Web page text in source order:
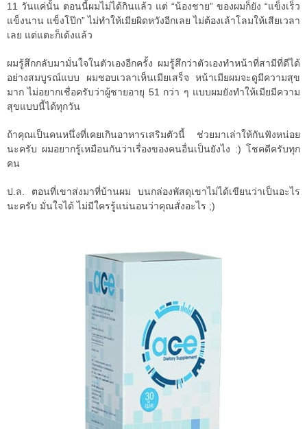
11 วันแค่นั้น ตอนนี้ผมไม่ได้กินแล้ว แต่ “น้องชาย” ของผมก็ยัง “แข็งเร็ว
แข็งนาน แข็งโป๊ก” ไม่ทำให้เมียผิดหวังอีกเลย ไม่ต้องเล้าโลมให้เสียเวลา
เลย แต่แตะก็เด้งแล้ว
ผมรู้สึกกลับมามั่นใจในตัวเองอีกครั้ง ผมรู้สึกว่าตัวเองทำหน้าที่สามีที่ดีได้
อย่างสมบูรณ์แบบ ผมชอบเวลาเห็นเมียเสร็จ หน้าเมียผมจะดูมีความสุข
มาก ไม่อยากเชื่อครับว่าผู้ชายอายุ 51 กว่า ๆ แบบผมยังทำให้เมียมีความ
สุขแบบนี้ได้ทุกวัน
ถ้าคุณเป็นคนหนึ่งที่เคยเกินอาหารเสริมตัวนี้ ช่วยมาเล่าให้กันฟังหน่อย
นะครับ ผมอยากรู้เหมือนกันว่าเรื่องของคนอื่นเป็นยังไง :) โชคดีครับทุก
คน
ป.ล. ตอนที่เขาส่งมาที่บ้านผม บนกล่องพัสดุเขาไม่ได้เขียนว่าเป็นอะไร
นะครับ มั่นใจได้ ไม่มีใครรู้แน่นอนว่าคุณสั่งอะไร ;)